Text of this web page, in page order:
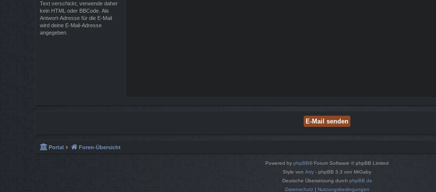
Text verschickt, verwende daher
kein HTML oder BBCode. Als
Antwort-Adresse für die E-Mail
wird deine E-Mail-Adresse
angegeben.
Portal Foren-Übersicht
Powered by phpBB® Forum Software © phpBB Limited
Style von Arty - phpBB 3.3 von MrGaby
Deutsche Übersetzung durch phpBB.de
Datenschutz| Nutzungsbedingungen